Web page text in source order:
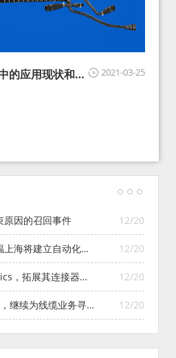
2021-03-25
的应用现状和展
12/20
因的召回事件
12/20
海将建立自动化智
12/20
，拓展其连接器系
12/20
继续为线缆业务寻找